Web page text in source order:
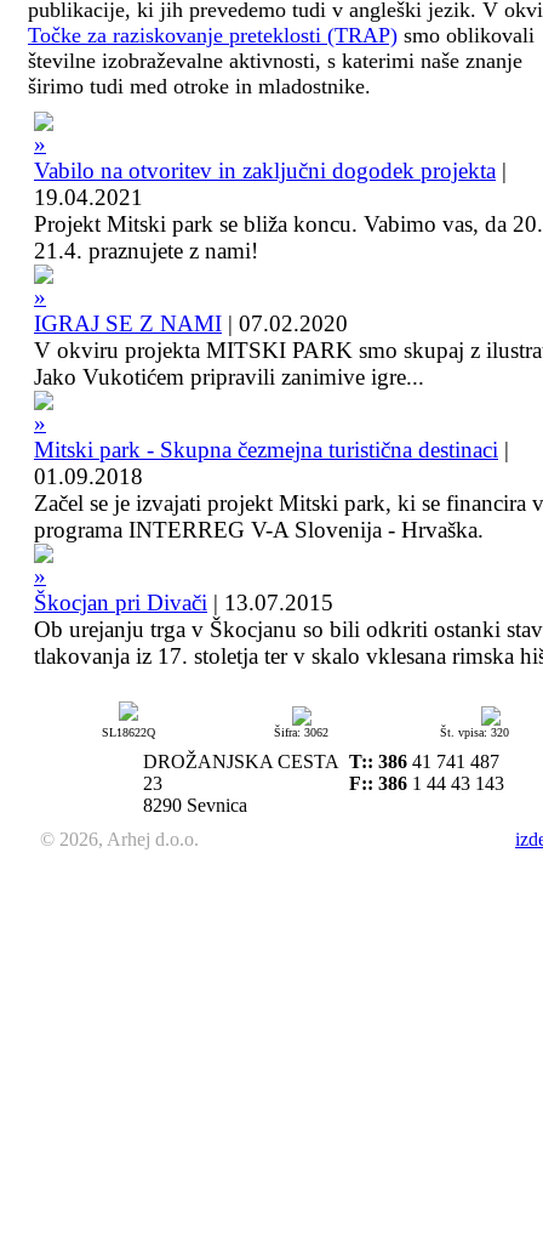
publikacije, ki jih prevedemo tudi v angleški jezik. V
Točke za raziskovanje preteklosti (TRAP) smo oblikovali
številne izobraževalne aktivnosti, s katerimi naše znanje
širimo tudi med otroke in mladostnike.
Vabilo na otvoritev in zaključni dogodek projekta |
19.04.2021
Projekt Mitski park se bliža koncu. Vabimo vas, da
21.4. praznujete z nami!
IGRAJ SE Z NAMI | 07.02.2020
V okviru projekta MITSKI PARK smo skupaj z
Jako Vukotićem pripravili zanimive igre...
Mitski park - Skupna čezmejna turistična destinaci |
01.09.2018
Začel se je izvajati projekt Mitski park, ki se financira
programa INTERREG V-A Slovenija - Hrvaška.
Škocjan pri Divači | 13.07.2015
Ob urejanju trga v Škocjanu so bili odkriti ostanki
tlakovanja iz 17. stoletja ter v skalo vklesana rimska
SL18622Q Šifra: 3062 Št. vpisa: 320
DROŽANJSKA CESTA
23
8290 Sevnica
T:: 386 41 741 487
F:: 386 1 44 43 143
© 2026, Arhej d.o.o.